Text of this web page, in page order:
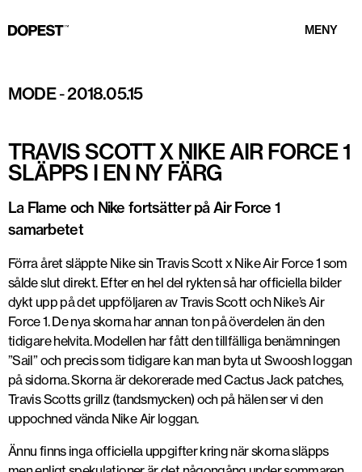
MENY
MODE-2018.05.15
TRAVIS SCOTT X NIKE AIR FORCE 1
SLÄPPS I EN NY FÄRG
La Flame och Nike fortsätter på Air Force 1
samarbetet
Förra året släppte Nike sin Travis Scott x Nike Air Force 1 som
sålde slut direkt. Efter en hel del rykten så har officiella bilder
dykt upp på det uppföljaren av Travis Scott och Nike’s Air
Force 1. De nya skorna har annan ton på överdelen än den
tidigare helvita. Modellen har fått den tillfälliga benämningen
”Sail” och precis som tidigare kan man byta ut Swoosh loggan
på sidorna. Skorna är dekorerade med Cactus Jack patches,
Travis Scotts grillz (tandsmycken) och på hälen ser vi den
uppochned vända Nike Air loggan.
Ännu finns inga officiella uppgifter kring när skorna släpps